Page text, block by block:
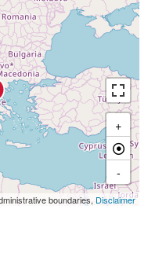
+
-
boundaries, Disclaimer